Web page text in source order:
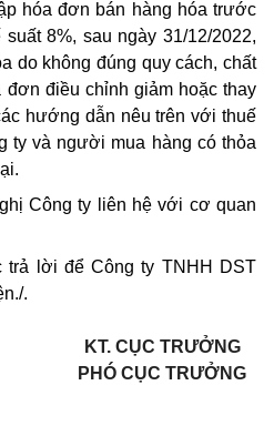
hóa đơn bán hàng hóa trước
8%, sau ngày 31/12/2022,
do không đúng quy cách, chất
đơn điều chỉnh giảm hoặc thay
hướng dẫn nêu trên với thuế
ty và người mua hàng có thỏa
Công ty liên hệ với cơ quan
trả lời để Công ty TNHH DST
.
KT. CỤC TRƯỞNG
PHÓ CỤC TRƯỞNG